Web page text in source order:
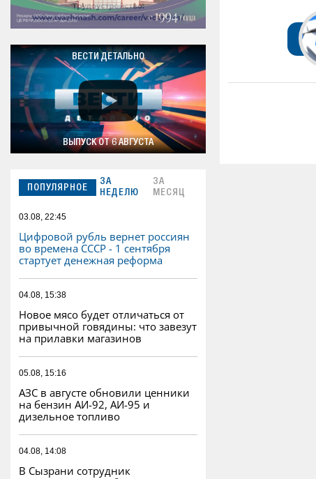
ВЕСТИ ДЕТАЛЬНО
ВЫПУСК ОТ 6 АВГУСТА
ПОПУЛЯРНОЕ
ЗА
НЕДЕЛЮ
ЗА
МЕСЯЦ
03.08, 22:45
Цифровой рубль вернет россиян
во времена СССР - 1 сентября
стартует денежная реформа
04.08, 15:38
Новое мясо будет отличаться от
привычной говядины: что завезут
на прилавки магазинов
05.08, 15:16
АЗС в августе обновили ценники
на бензин АИ-92, АИ-95 и
дизельное топливо
04.08, 14:08
В Сызрани сотрудник